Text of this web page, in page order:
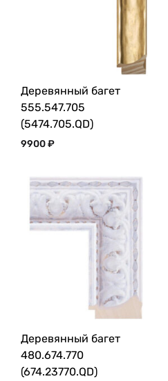
Деревянный багет
555.547.705
(5474.705.QD)
9900₽
Деревянный багет
480.674.770
(674.23770.QD)